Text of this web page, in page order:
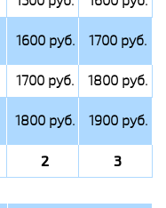
1600 руб. 1700 руб.
1700 руб.
1800 руб.
1800 руб. 1900 руб.
2 3